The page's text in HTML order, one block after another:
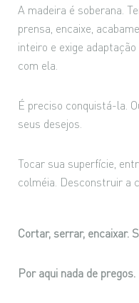
A madeira é soberana.
prensa, encaixe,
inteiro e exige
com ela.
É preciso conquistá-la.
seus desejos.
Tocar sua superfície,
colméia. Desconstruir a
Cortar, serrar, encaixar.
Por aqui nada de